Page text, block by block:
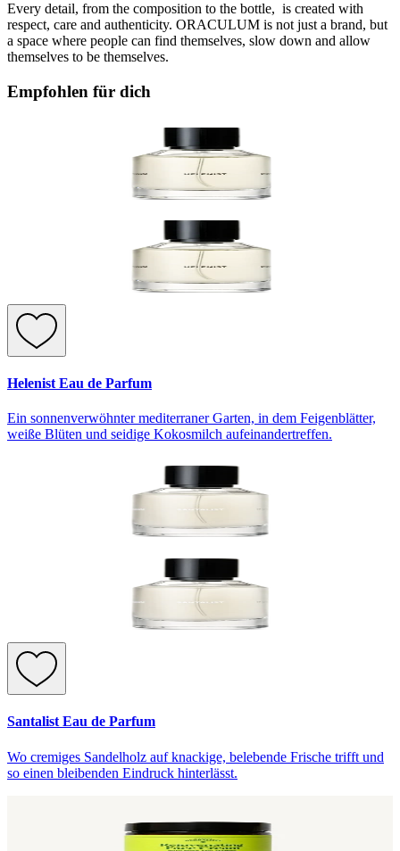
Every detail, from the composition to the bottle, is created with
respect, care and authenticity. ORACULUM is not just a brand, but
a space where people can find themselves, slow down and allow
themselves to be themselves.
Empfohlen für dich
Helenist Eau de Parfum
Ein sonnenverwöhnter mediterraner Garten, in dem Feigenblätter,
weiße Blüten und seidige Kokosmilch aufeinandertreffen.
Santalist Eau de Parfum
Wo cremiges Sandelholz auf knackige, belebende Frische trifft und
so einen bleibenden Eindruck hinterlässt.